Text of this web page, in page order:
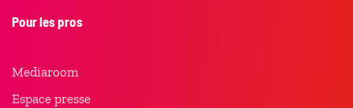
Pour les pros
Mediaroom
Espace presse